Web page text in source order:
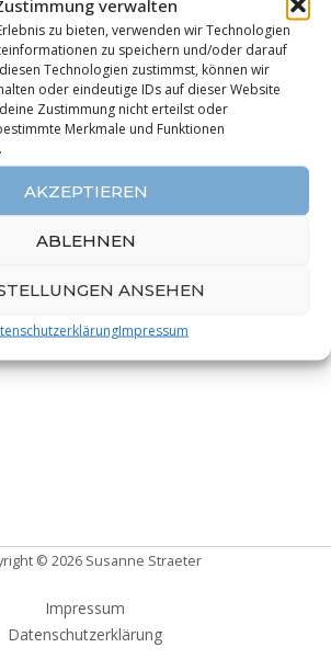
verwalten
zu bieten, verwenden wir Technologien
zu speichern und/oder darauf
Technologien zustimmst, können wir
oder eindeutige IDs auf dieser Website
Zustimmung nicht erteilst oder
Merkmale und Funktionen
AKZEPTIEREN
ABLEHNEN
ANSEHEN
Impressum
Universalschlichtungsstelle
oder verpflichtet, an
vor einer
teilzunehmen.
impressum-generator.html
© 2026 Susanne Straeter
Impressum
Datenschutzerklärung